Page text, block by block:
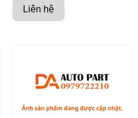
Liên hệ